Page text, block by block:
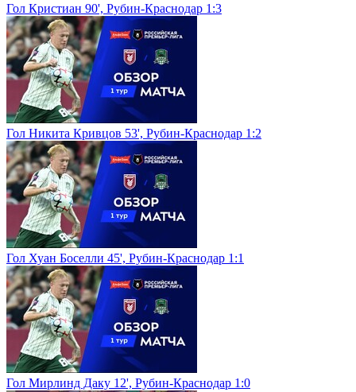
Гол Кристиан 90', Рубин-Краснодар 1:3
Гол Никита Кривцов 53', Рубин-Краснодар 1:2
Гол Хуан Боселли 45', Рубин-Краснодар 1:1
Гол Мирлинд Даку 12', Рубин-Краснодар 1:0